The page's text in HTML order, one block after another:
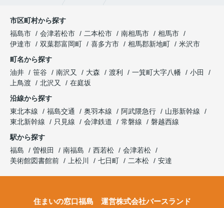
市区町村から探す
福島市
会津若松市 二本松市 南相馬市
相馬市
伊達市
双葉郡富岡町 喜多方市 相馬郡新地町
米沢市
町名から探す
油井
笹谷 南沢又 大森 渡利 一箕町大字八幡
小田
上鳥渡
北沢又
在庭坂
沿線から探す
東北本線
福島交通 奥羽本線 阿武隈急行
山形新幹線
東北新幹線
只見線 会津鉄道 常磐線
磐越西線
駅から探す
福島
曽根田 南福島 西若松
会津若松
美術館図書館前
上松川 七日町 二本松 安達
住まいの窓口福島 運営株式会社バースランド